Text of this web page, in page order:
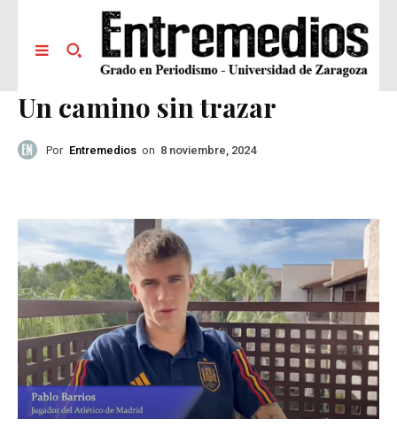
Un camino sin trazar
Por Entremedios on 8 noviembre, 2024